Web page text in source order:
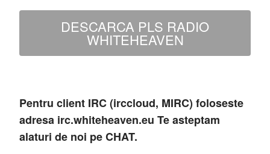
DESCARCA PLS RADIO
WHITEHEAVEN
Pentru client IRC (irccloud, MIRC) foloseste
adresa irc.whiteheaven.eu Te asteptam
alaturi de noi pe CHAT.